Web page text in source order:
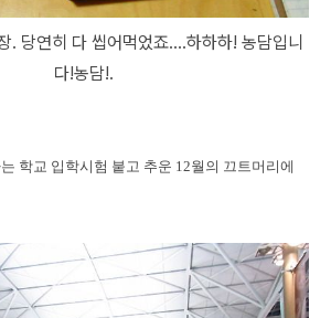
. 당연히 다 씹어먹었죠....하하하! 농담입니
다!농담!.
학교 입학시험 붙고 추운 12월의 끄트머리에